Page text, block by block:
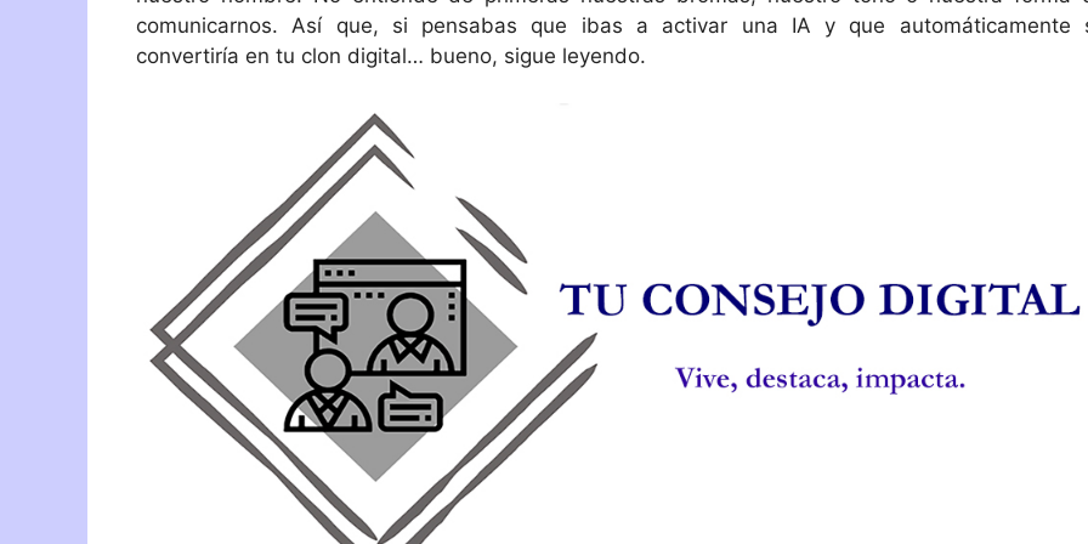
comunicarnos. Así que, si pensabas que ibas a activar una IA y que automáticamente
convertiría en tu clon digital… bueno, sigue leyendo.